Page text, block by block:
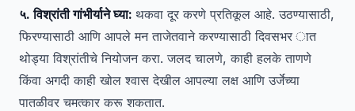
५. विश्रांती गांभीर्याने घ्या: थकवा दूर करणे प्रतिकूल आहे. उठण्यासाठी,
फिरण्यासाठी आणि आपले मन ताजेतवाने करण्यासाठी दिवसभर ात
थोड्या विश्रांतीचे नियोजन करा. जलद चालणे, काही हलके ताणणे
किंवा अगदी काही खोल श्वास देखील आपल्या लक्ष आणि उर्जेच्या
पातळीवर चमत्कार करू शकतात.